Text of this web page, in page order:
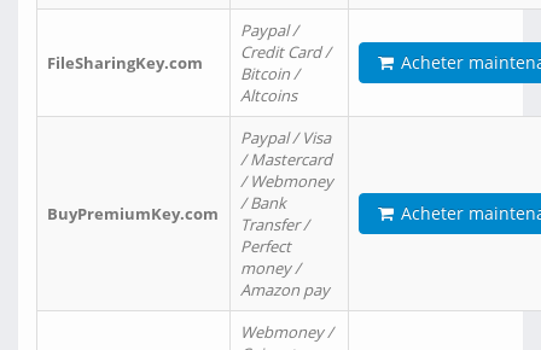
FileSharingKey.com
Paypal /
Credit Card /
Bitcoin /
Altcoins
Acheter
BuyPremiumKey.com
Paypal / Visa
/ Mastercard
/ Webmoney
/ Bank
Transfer /
Perfect
money /
Amazon pay
Acheter
Webmoney /